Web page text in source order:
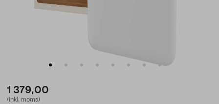
1 379,00
(inkl. moms)